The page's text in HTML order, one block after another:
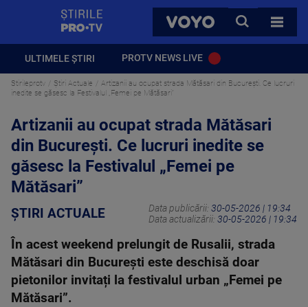
VOYO
CAUTA
TOATE
ULTIMELE ȘTIRI PROTV NEWS LIVE
Stirileprotv Știri Actuale
Artizanii au ocupat strada Mătăsari din București. Ce lucruri
inedite se găsesc la Festivalul „Femei pe Mătăsari”
Artizanii au ocupat strada Mătăsari
din București. Ce lucruri inedite se
găsesc la Festivalul „Femei pe
Mătăsari”
ȘTIRI ACTUALE Data publicării: 30-05-2026 | 19:34
Data actualizării: 30-05-2026 | 19:34
În acest weekend prelungit de Rusalii, strada
Mătăsari din București este deschisă doar
pietonilor invitați la festivalul urban „Femei pe
Mătăsari”.